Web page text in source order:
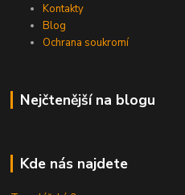
Kontakty
Blog
Ochrana soukromí
Nejčtenější na blogu
Kde nás najdete